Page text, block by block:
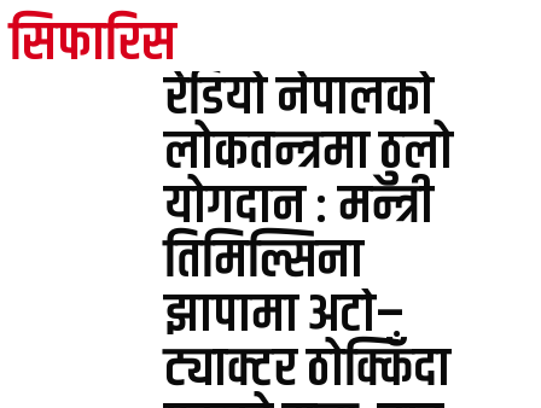
सिफारिस
रेडियो नेपालको
लोकतन्त्रमा ठुलो
योगदान : मन्त्री
तिमिल्सिना
झापामा अटो–
ट्याक्टर ठोक्किँदा